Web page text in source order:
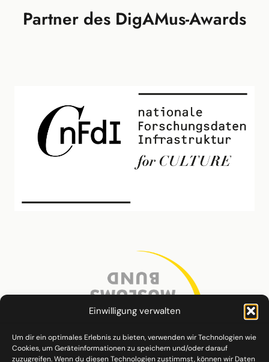
Einwilligung verwalten
Um dir ein optimales Erlebnis zu bieten, verwenden wir Technologien wie
Cookies, um Geräteinformationen zu speichern und/oder darauf
zuzugreifen. Wenn du diesen Technologien zustimmst, können wir Daten
Partner des DigAMus-Awards